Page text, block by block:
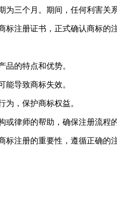
三个月。期间，任何利害关
注册证书，正式确认商标的注
的特点和优势。
能导致商标失效。
，保护商标权益。
律师的帮助，确保注册流程
注册的重要性，遵循正确的